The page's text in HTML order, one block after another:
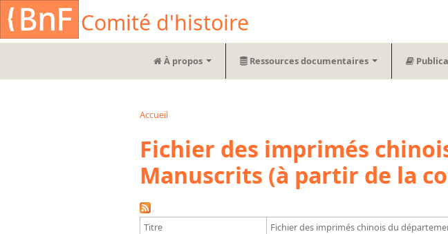
Aller au contenu principal
Comité d'histoire
À propos Ressources documentaires
Accueil
Fichier des imprimés
Manuscrits (à partir de la
Titre
Fichier des imprimés chinois du
Cookies management panel